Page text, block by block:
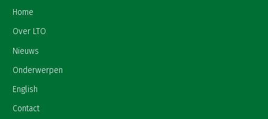
Home
Over LTO
Nieuws
Onderwerpen
English
Contact